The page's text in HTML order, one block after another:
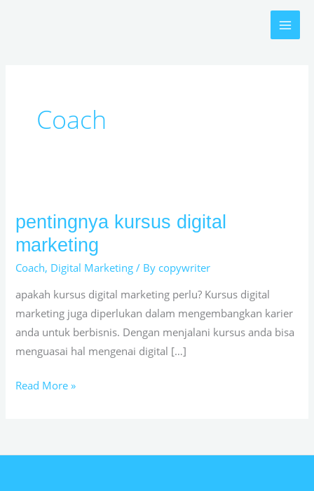
Coach
pentingnya kursus digital
marketing
Coach, Digital Marketing / By copywriter
apakah kursus digital marketing perlu? Kursus digital
marketing juga diperlukan dalam mengembangkan karier
anda untuk berbisnis. Dengan menjalani kursus anda bisa
menguasai hal mengenai digital […]
pentingnya
kursus
marketing
Read More »